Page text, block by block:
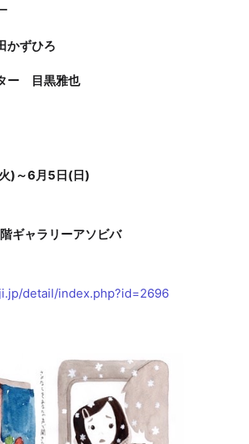
ずひろ
ー 目黒雅也
)～6月5日(日)
ギャラリーアソビバ
detail/index.php?id=2696